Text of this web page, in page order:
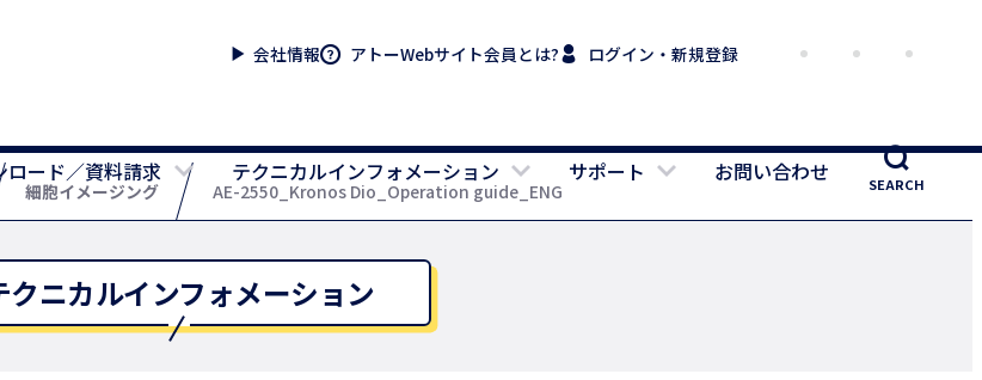
会社情報 アトーWebサイト会員とは? ログイン・新規登録
ロード／資料請求 テクニカルインフォメーション サポート お問い合わせ SEARCH
細胞イメージング AE-2550_Kronos Dio_Operation guide_ENG
クニカルインフォメーション